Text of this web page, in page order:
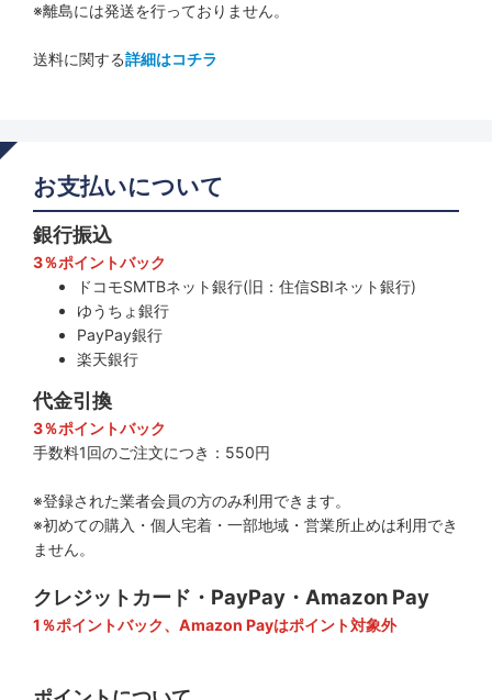
※離島には発送を行っておりません。
送料に関する詳細はコチラ
お支払いについて
銀行振込
3％ポイントバック
ドコモSMTBネット銀行(旧：住信SBIネット銀行)
ゆうちょ銀行
PayPay銀行
楽天銀行
代金引換
3％ポイントバック
手数料1回のご注文につき：550円
※登録された業者会員の方のみ利用できます。
※初めての購入・個人宅着・一部地域・営業所止めは利用でき
ません。
クレジットカード・PayPay・Amazon Pay
1％ポイントバック、Amazon Payはポイント対象外